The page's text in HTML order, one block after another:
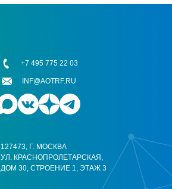
127473, Г. МОСКВА
УЛ. КРАСНОПРОЛЕТАРСКАЯ,
ДОМ 30, СТРОЕНИЕ 1, ЭТАЖ 3
+7 495 775 22 03
INF@AOTRF.RU